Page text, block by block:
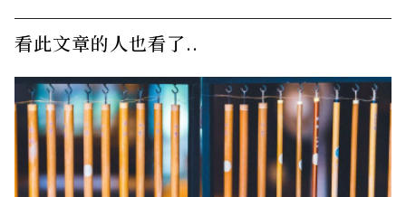
看此文章的人也看了..